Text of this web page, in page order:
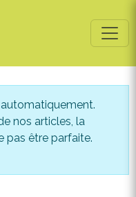
nos articles, la
pas être parfaite.